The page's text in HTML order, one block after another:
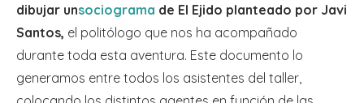
dibujar unsociograma de El Ejido planteado por Javi
Santos, el politólogo que nos ha acompañado
durante toda esta aventura. Este documento lo
generamos entre todos los asistentes del taller,